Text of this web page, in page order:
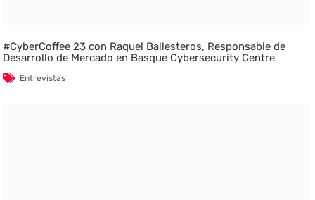
#CyberCoffee 23 con Raquel Ballesteros, Responsable de
Desarrollo de Mercado en Basque Cybersecurity Centre
Entrevistas